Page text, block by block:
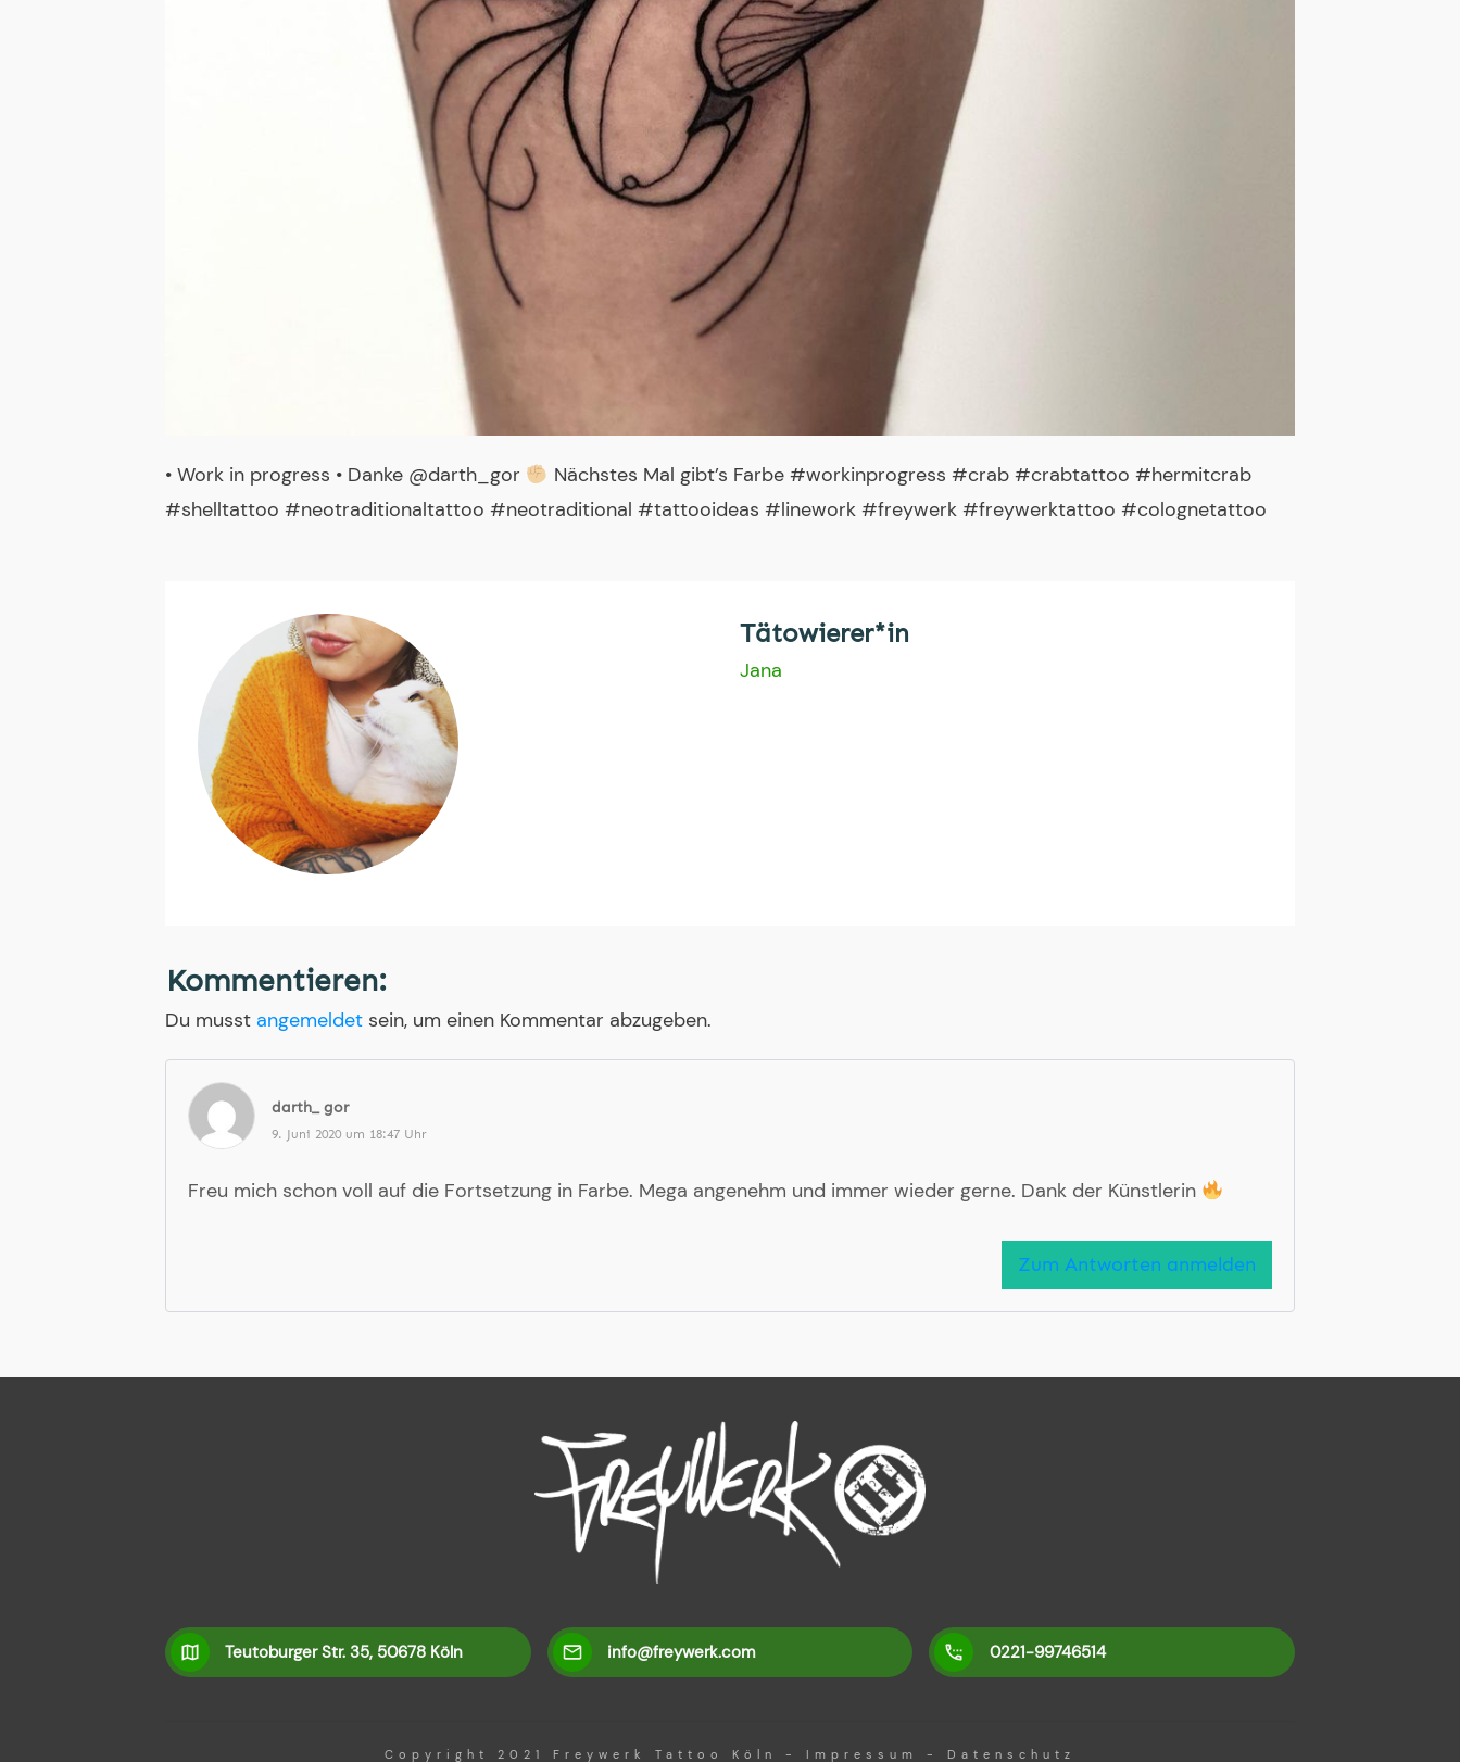
• Work in progress • Danke @darth_gor
Nächstes Mal gibt’s Farbe #workinprogress #crab #crabtattoo #hermitcrab
#shelltattoo #neotraditionaltattoo #neotraditional #tattooideas #linework #freywerk #freywerktattoo #colognetattoo
Tätowierer*in
Jana
Kommentieren:
Du musst angemeldet sein, um einen Kommentar abzugeben.
darth_ gor
9. Juni 2020 um 18:47 Uhr
Freu mich schon voll auf die Fortsetzung in Farbe. Mega angenehm und immer wieder gerne. Dank der Künstlerin
Zum Antworten anmelden
Teutoburger Str. 35, 50678 Köln info@freywerk.com 0221-99746514
Copyright 2021 Freywerk Tattoo Köln - Impressum - Datenschutz